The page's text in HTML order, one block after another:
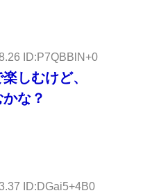
ID:P7QBBlN+0
しむけど、
な？
ID:DGai5+4B0